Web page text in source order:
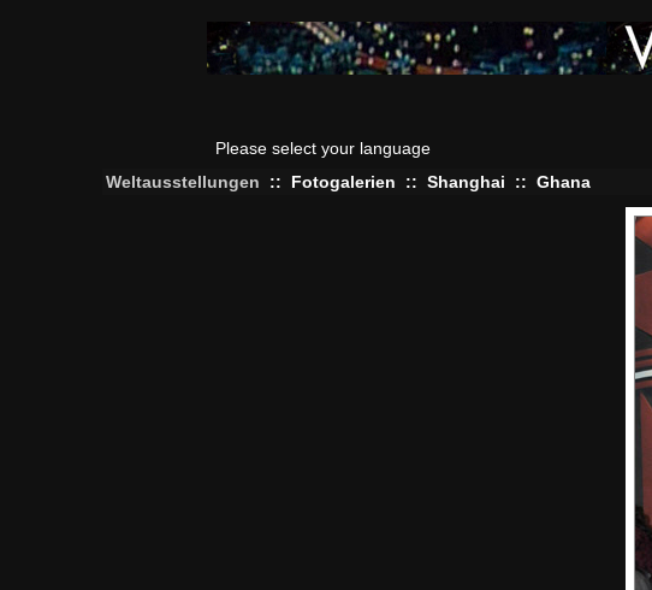
Please select your language
Weltausstellungen :: Fotogalerien :: Shanghai :: Ghana